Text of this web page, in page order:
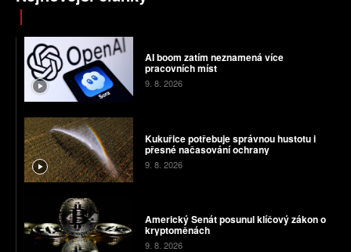
AI boom zatím neznamená více
pracovních míst
9. 8. 2026
Kukuřice potřebuje správnou hustotu i
přesné načasování ochrany
9. 8. 2026
Americký Senát posunul klíčový zákon o
kryptoměnách
9. 8. 2026